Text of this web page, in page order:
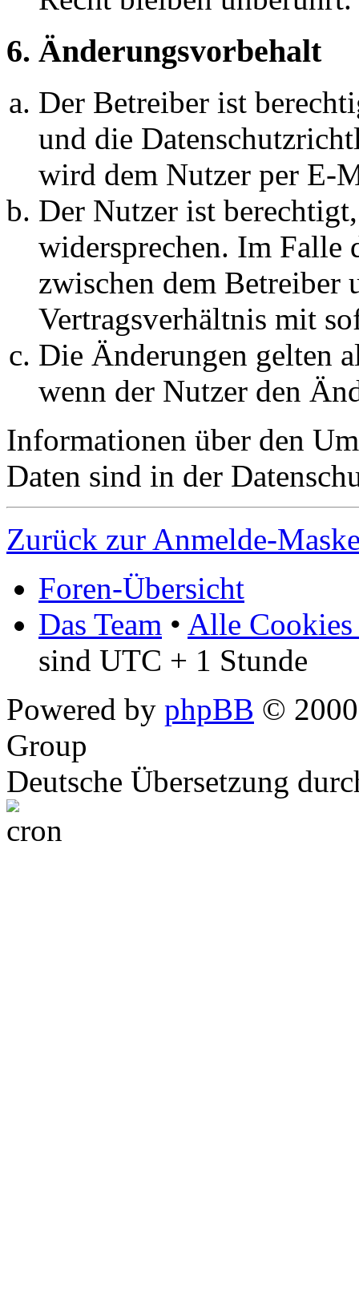
6. Änderungsvorbehalt
Der Betreiber ist
und die
wird dem Nutzer per E-
Der Nutzer ist
widersprechen. Im Falle
zwischen dem Betreiber
Vertragsverhältnis mit
Die Änderungen gelten
wenn der Nutzer den
Informationen über den
Daten sind in der
Zurück zur Anmelde-
Foren-Übersicht
Das Team • Alle Cookies
sind UTC + 1 Stunde
Powered by phpBB ©
Group
Deutsche Übersetzung